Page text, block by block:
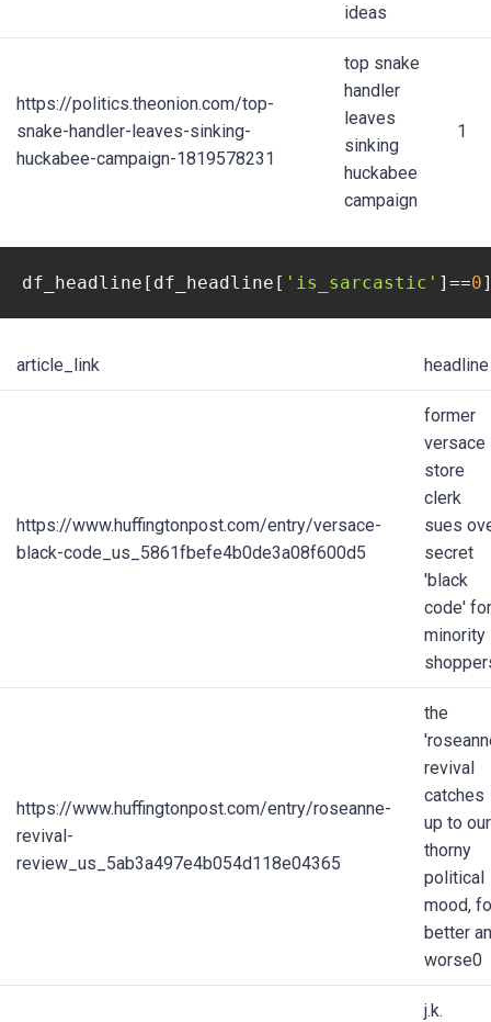
ideas
https://politics.theonion.com/top-
snake-handler-leaves-sinking-
huckabee-campaign-1819578231
top snake
handler
leaves
sinking
huckabee
campaign
1
df_headline[df_headline[ 'is_sarcastic' ]==0
article_link headline
https://www.huffingtonpost.com/entry/versace-
black-code_us_5861fbefe4b0de3a08f600d5
former
versace
store
clerk
sues
secret
'black
code' for
minority
https://www.huffingtonpost.com/entry/roseanne-
revival-
review_us_5ab3a497e4b054d118e04365
the
revival
catches
up to our
thorny
political
mood,
better
worse0
j.k.